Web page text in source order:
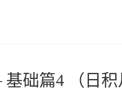
础篇4 （日积